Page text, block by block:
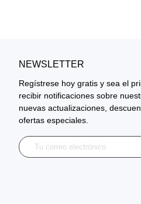
NEWSLETTER
Regístrese hoy gratis y sea el
recibir notificaciones sobre
nuevas actualizaciones,
ofertas especiales.